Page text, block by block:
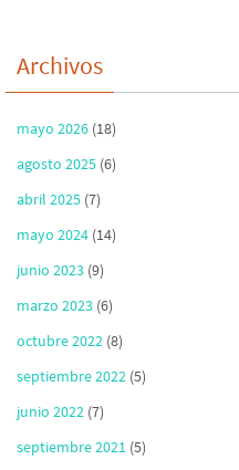
Archivos
mayo 2026 (18)
agosto 2025 (6)
abril 2025 (7)
mayo 2024 (14)
junio 2023 (9)
marzo 2023 (6)
octubre 2022 (8)
septiembre 2022 (5)
junio 2022 (7)
septiembre 2021 (5)